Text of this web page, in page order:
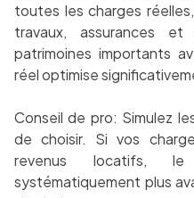
toutes les charges
travaux, assurances et
patrimoines importants
réel optimise
Conseil de pro: Simulez
de choisir. Si vos
revenus locatifs,
systématiquement plus